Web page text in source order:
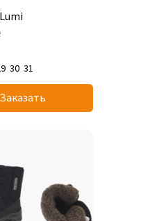
30 31
Заказать